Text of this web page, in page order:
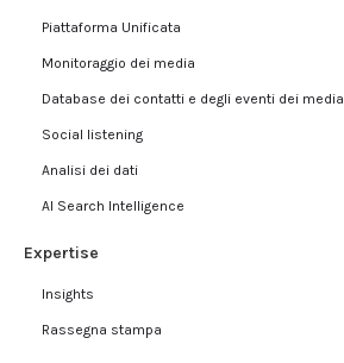
Piattaforma Unificata
Monitoraggio dei media
Database dei contatti e degli eventi dei media
Social listening
Analisi dei dati
AI Search Intelligence
Expertise
Insights
Rassegna stampa